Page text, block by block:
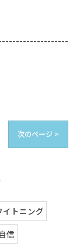
次のページ >
イトニング
信